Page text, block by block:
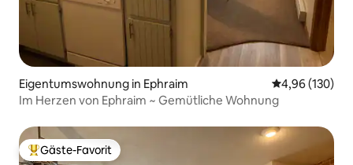
Eigentumswohnung in Ephraim
4,96 (130)
Im Herzen von Ephraim ~ Gemütliche Wohnung
Beliebter Gäste-Favorit.
Gäste-Favorit